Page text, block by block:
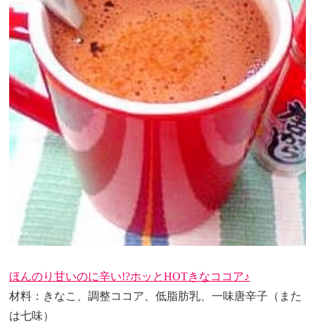
ほんのり甘いのに辛い!?ホッとHOTきなココア♪
材料：きなこ、調整ココア、低脂肪乳、一味唐辛子（また
は七味）